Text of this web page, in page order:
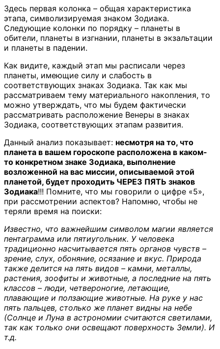
Здесь первая колонка – общая характеристика
этапа, символизируемая знаком Зодиака.
Следующие колонки по порядку – планеты в
обители, планеты в изгнании, планеты в экзальтации
и планеты в падении.
Как видите, каждый этап мы расписали через
планеты, имеющие силу и слабость в
соответствующих знаках Зодиака. Так как мы
рассматриваем тему материального накопления, то
можно утверждать, что мы будем фактически
рассматривать расположение Венеры в знаках
Зодиака, соответствующих этапам развития.
Данный анализ показывает: несмотря на то, что
планета в вашем гороскопе расположена в каком-
то конкретном знаке Зодиака, выполнение
возложенной на вас миссии, описываемой этой
планетой, будет проходить ЧЕРЕЗ ПЯТЬ знаков
Зодиака!!! Помните, что мы говорили о цифре «5»,
при рассмотрении аспектов? Напомню, чтобы не
теряли время на поиски:
Известно, что важнейшим символом магии является
пентаграмма или пятиугольник. У человека
традиционно насчитывается пять органов чувств –
зрение, слух, обоняние, осязание и вкус. Природа
также делится на пять видов – камни, металлы,
растения, зоофиты и животные, а последние на пять
классов – люди, четвероногие, летающие,
плавающие и ползающие животные. На руке у нас
пять пальцев, столько же планет видны на небе
(Солнце и Луна в астрономии считаются светилами,
так как только они освещают поверхность Земли). И
т.д.